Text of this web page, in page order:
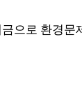
으로 환경문